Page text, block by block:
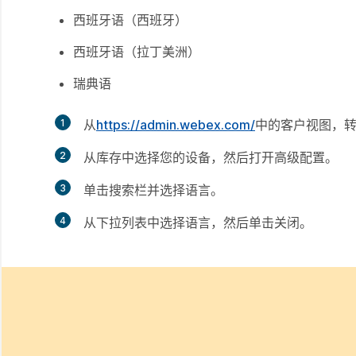
西班牙语（西班牙）
西班牙语（拉丁美洲）
瑞典语
1 从https://admin.webex.com/中的客户视图，
2 从库存中选择您的设备，然后打开高级配置。
3 单击搜索栏并选择语言。
4 从下拉列表中选择语言，然后单击关闭。